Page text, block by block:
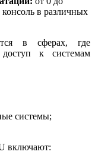
консоль в различных
в сферах, где
к системам
системы;
включают: